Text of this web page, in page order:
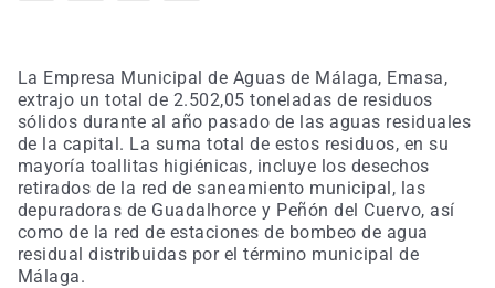
La Empresa Municipal de Aguas de Málaga, Emasa,
extrajo un total de 2.502,05 toneladas de residuos
sólidos durante al año pasado de las aguas residuales
de la capital. La suma total de estos residuos, en su
mayoría toallitas higiénicas, incluye los desechos
retirados de la red de saneamiento municipal, las
depuradoras de Guadalhorce y Peñón del Cuervo, así
como de la red de estaciones de bombeo de agua
residual distribuidas por el término municipal de
Málaga.